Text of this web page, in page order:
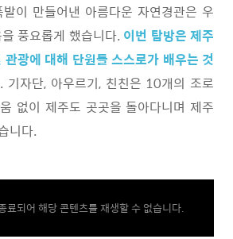
이 만들어낸 아름다운 자연경관은 우
풍요롭게 했습니다. 이번 탐방은 제주
광에 대해 단원들 스스로가 배우는 것
기자단, 아우르기, 친친은 10개의 조로
없이 제주도 곳곳을 돌아다니며 제주
니다.
료되어 해당 콘텐츠를 재생할 수 없습니다.